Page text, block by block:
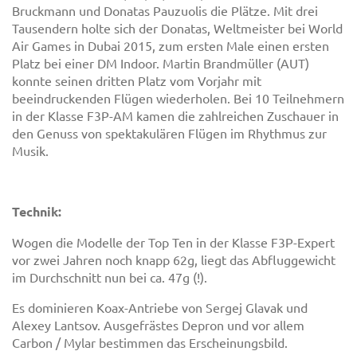
Bruckmann und Donatas Pauzuolis die Plätze. Mit drei
Tausendern holte sich der Donatas, Weltmeister bei World
Air Games in Dubai 2015, zum ersten Male einen ersten
Platz bei einer DM Indoor. Martin Brandmüller (AUT)
konnte seinen dritten Platz vom Vorjahr mit
beeindruckenden Flügen wiederholen. Bei 10 Teilnehmern
in der Klasse F3P-AM kamen die zahlreichen Zuschauer in
den Genuss von spektakulären Flügen im Rhythmus zur
Musik.
Technik:
Wogen die Modelle der Top Ten in der Klasse F3P-Expert
vor zwei Jahren noch knapp 62g, liegt das Abfluggewicht
im Durchschnitt nun bei ca. 47g (!).
Es dominieren Koax-Antriebe von Sergej Glavak und
Alexey Lantsov. Ausgefrästes Depron und vor allem
Carbon / Mylar bestimmen das Erscheinungsbild.